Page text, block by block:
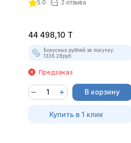
5.0 2 отзыва
44 498,10 T
Бонусных рублей за покупку:
1336.28руб.
Предзаказ
В корзину
Купить в 1 клик